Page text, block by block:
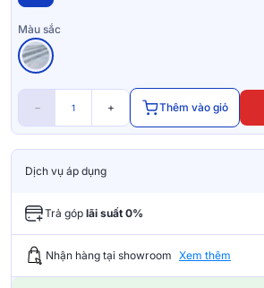
Màu sắc
− + Thêm vào giỏ
Dịch vụ áp dụng
Trả góp lãi suất 0%
Nhận hàng tại showroom Xem thêm